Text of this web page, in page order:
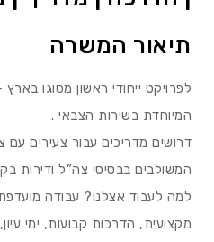
תיאור המשרה
לפרויקט ייחודי ראשון מסוגו
המיוחדת בשירות הצבאי .
דרושים מדריכים עבור צעירים עם
המשולבים בבסיסי צה”ל ודירות
למה לעבוד אצלנו? עבודה
מקצועית, הדרכות קבועות, ימי